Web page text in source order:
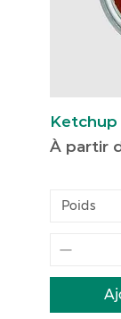
Ketchup
À partir
Prix
Poids